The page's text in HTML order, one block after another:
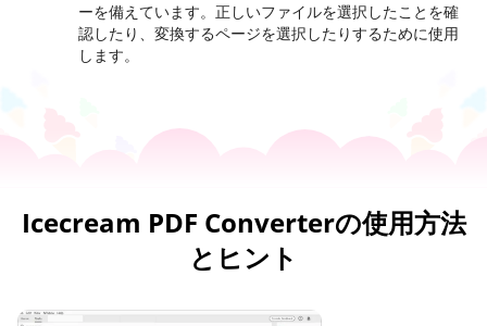
ーを備えています。正しいファイルを選択したことを確
認したり、変換するページを選択したりするために使用
します。
Icecream PDF Converterの使用方法
とヒント